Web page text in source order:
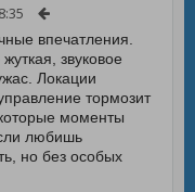
впечатления.
звуковое
Локации
тормозит
моменты
любишь
но без особых